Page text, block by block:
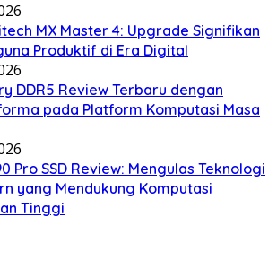
MX Master 4: Upgrade Signifikan
Produktif di Era Digital
DDR5 Review Terbaru dengan
pada Platform Komputasi Masa
Pro SSD Review: Mengulas Teknologi
yang Mendukung Komputasi
Tinggi